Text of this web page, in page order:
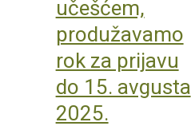
učešćem,
produžavamo
rok za prijavu
do 15. avgusta
2025.